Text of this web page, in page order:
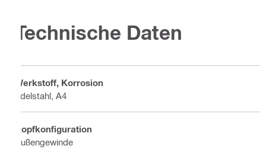
Technische Daten
Werkstoff, Korrosion
Edelstahl, A4
Kopfkonfiguration
Außengewinde